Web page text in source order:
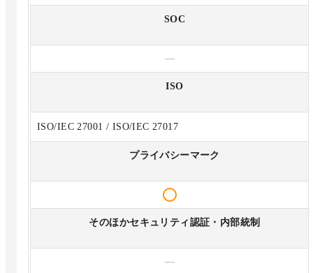
SOC
—
ISO
ISO/IEC 27001 / ISO/IEC 27017
プライバシーマーク
そのほかセキュリティ認証・内部統制
—